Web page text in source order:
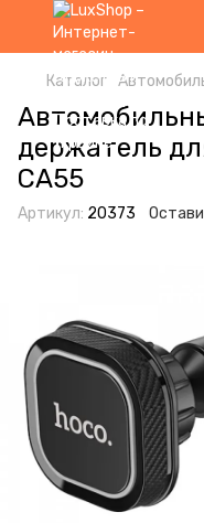
Каталог
держатель
CA55
Артикул: 20373